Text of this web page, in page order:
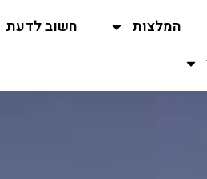
המלצות חשוב לדעת